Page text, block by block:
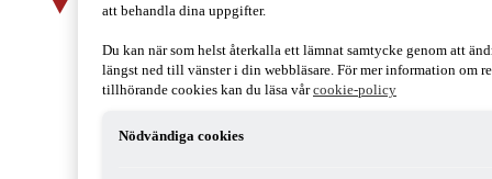
att behandla dina uppgifter.
Du kan när som helst återkalla ett lämnat samtycke genom att
längst ned till vänster i din webbläsare. För mer information om
tillhörande cookies kan du läsa vårcookie-policy
Nödvändiga cookies